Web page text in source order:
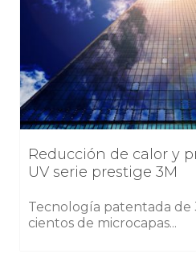
Reducción de calor y
UV serie prestige 3M
Tecnología patentada de
cientos de microcapas...